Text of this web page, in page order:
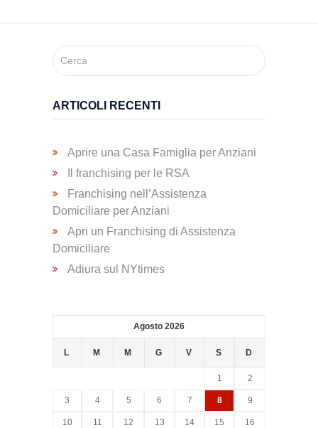
ARTICOLI RECENTI
Aprire una Casa Famiglia per Anziani
Il franchising per le RSA
Franchising nell’Assistenza
Domiciliare per Anziani
Apri un Franchising di Assistenza
Domiciliare
Adiura sul NYtimes
Agosto 2026
L M M G V S D
1 2
3 4 5 6 7 8 9
10 11 12 13 14 15 16
Decubito
Ospedaliere
Servizio di
Fisioterapia
Servizio
Podologia
Consulenza
Psicologica